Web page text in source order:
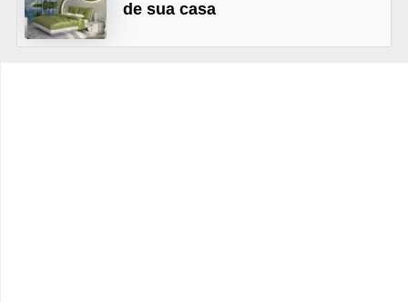
de sua casa
D